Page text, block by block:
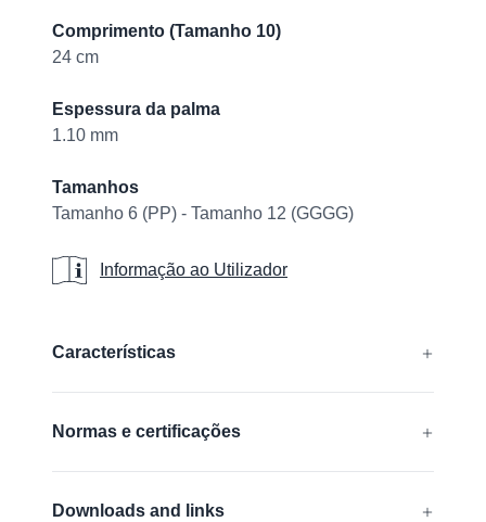
Comprimento (Tamanho 10)
24 cm
Espessura da palma
1.10 mm
Tamanhos
Tamanho 6 (PP) - Tamanho 12 (GGGG)
Informação ao Utilizador
Informação ao Utilizador
Características
Normas e certificações
Downloads and links